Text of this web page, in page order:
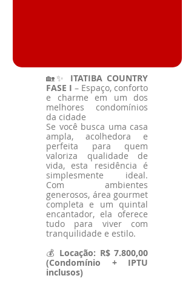
🏡✨
ITATIBA COUNTRY
FASE I – Espaço, conforto
e charme em um dos
melhores condomínios
da cidade
Se você busca uma casa
ampla, acolhedora e
perfeita para quem
valoriza qualidade de
vida, esta residência é
simplesmente ideal.
Com ambientes
generosos, área gourmet
completa e um quintal
encantador, ela oferece
tudo para viver com
tranquilidade e estilo.
💰 Locação: R$ 7.800,00
(Condomínio + IPTU
inclusos)